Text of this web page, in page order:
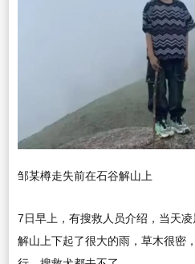
邹某樽走失前在石谷解山上
7日早上，有搜救人员介绍，当天
解山上下起了很大的雨，草木很密